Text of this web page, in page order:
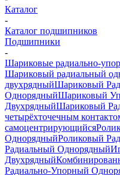
Каталог
-
Каталог подшипников
Подшипники
-
Шариковые радиально-
Шариковый радиальный
двухрядныйШариковый
ОднорядныйШариковый
ДвухрядныйШариковый
четырёхточечным
самоцентрирующийся
ОднорядныйРоликовый
Радиальный Однорядный
Двухрядный
Радиально-Упорный